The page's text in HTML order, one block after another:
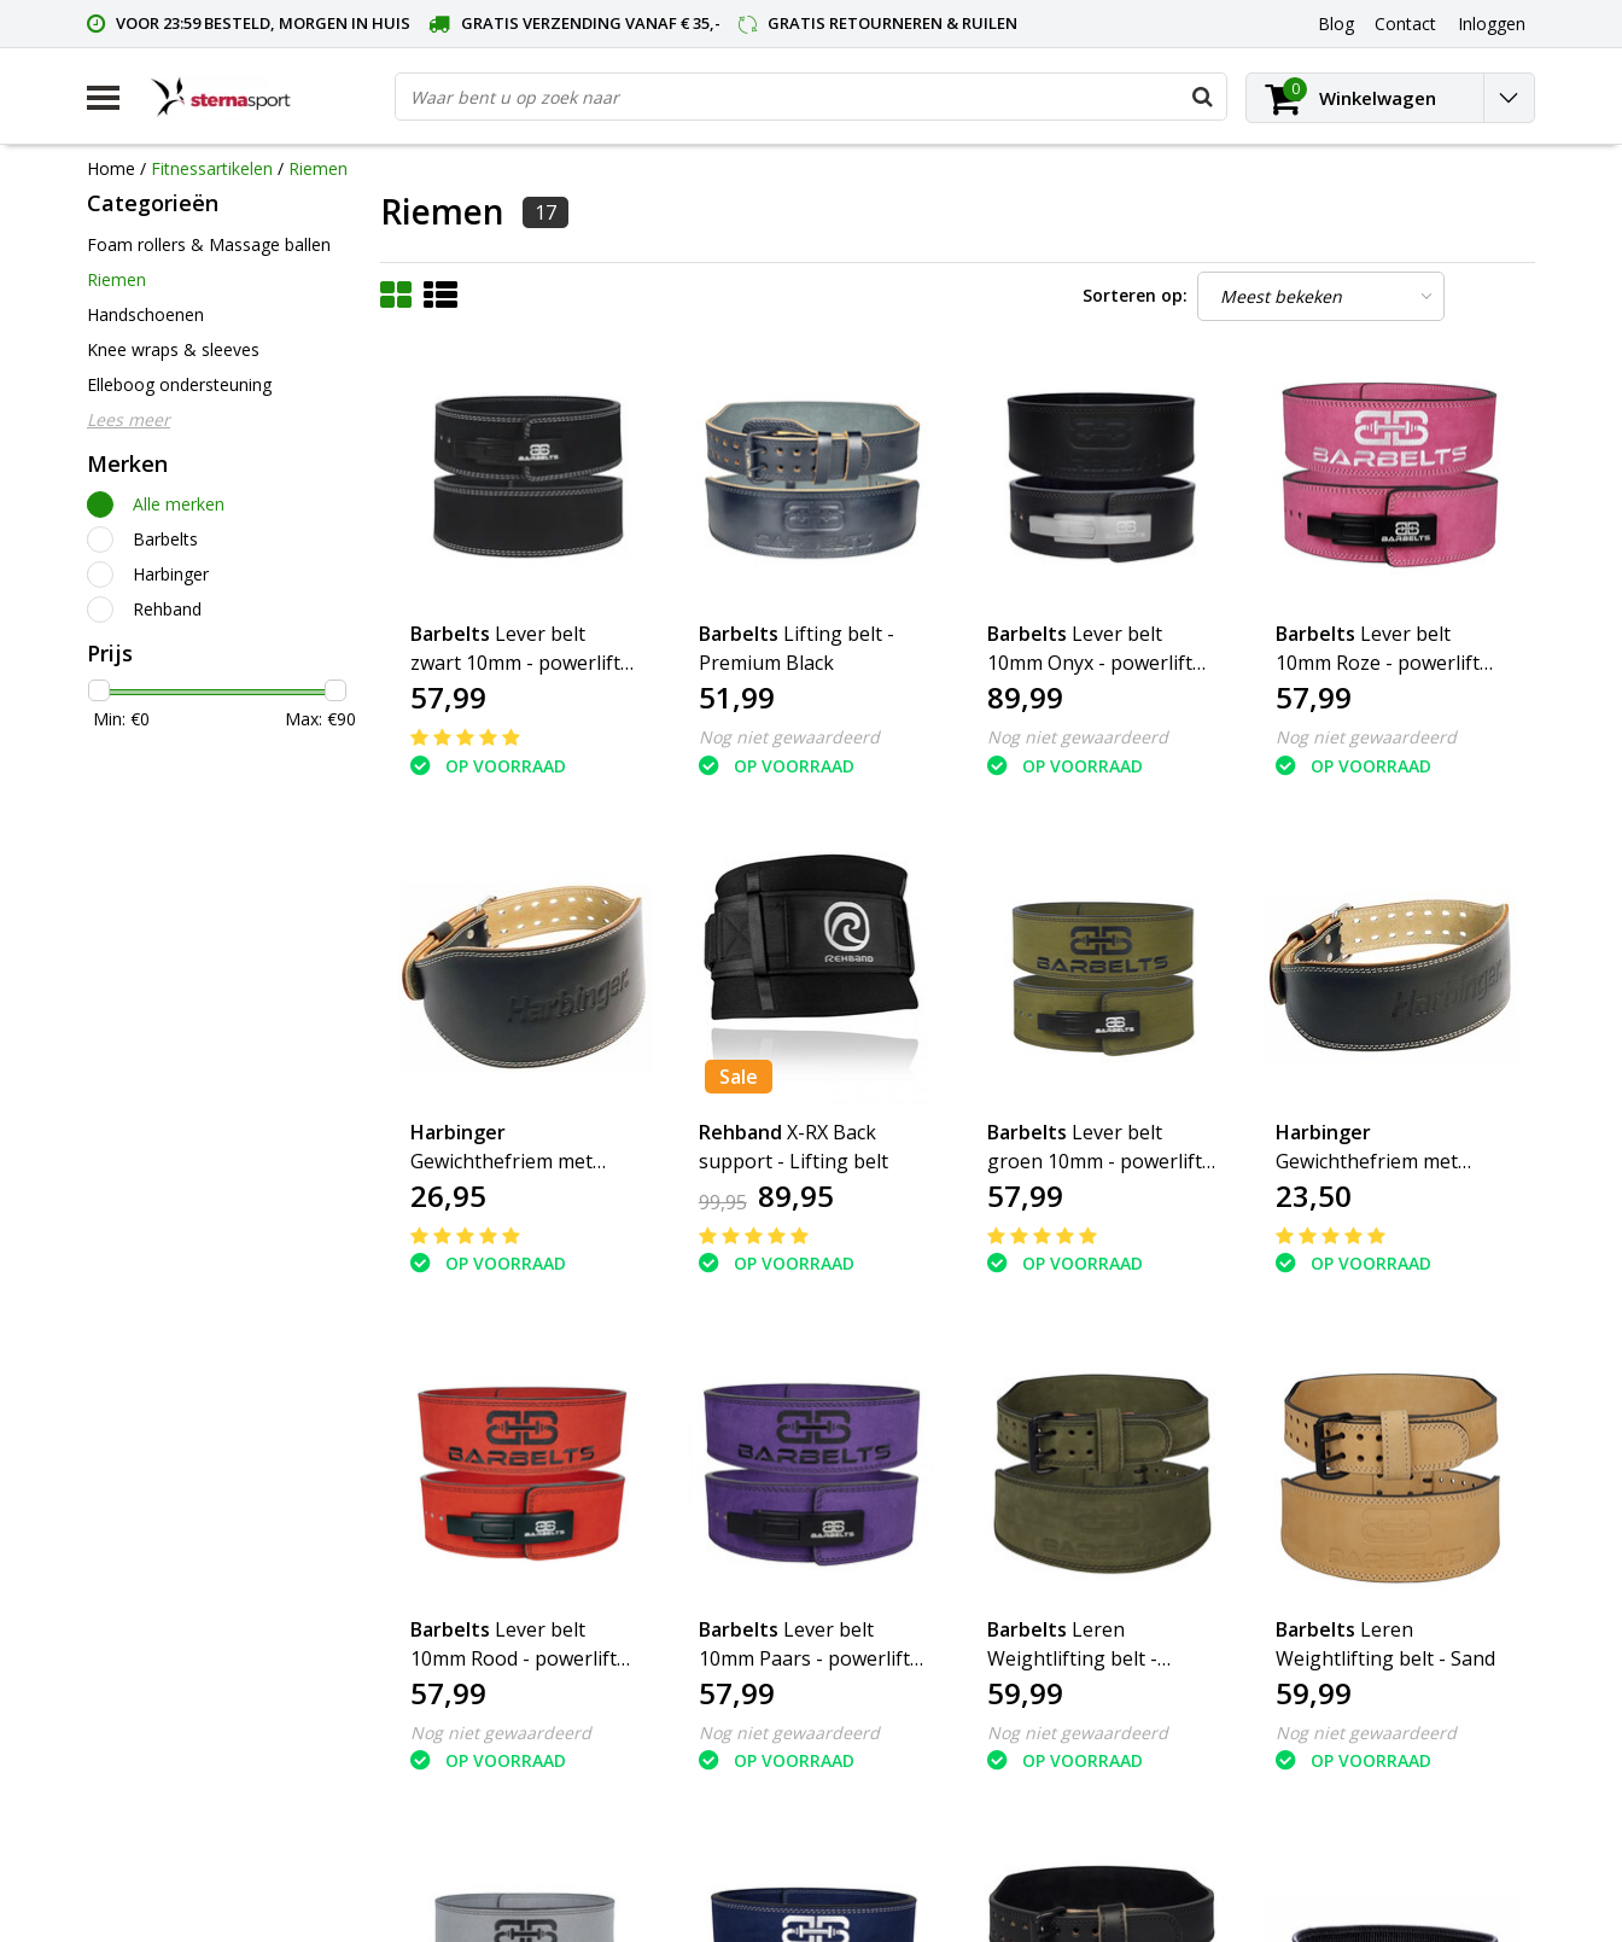
VOOR 23:59 BESTELD, MORGEN IN HUIS GRATIS VERZENDING VANAF € 35,- GRATIS RETOURNEREN & RUILEN Blog Contact Inloggen
0 Winkelwagen
Home / Fitnessartikelen / Riemen
Categorieën
Foam rollers & Massage ballen
Riemen
Handschoenen
Knee wraps & sleeves
Elleboog ondersteuning
Lees meer
Merken
Alle merken
Barbelts
Harbinger
Rehband
Prijs
Min: €0 Max: €90
Riemen 17
Sorteren op:
Barbelts Lever belt
zwart 10mm - powerlift
riem
57,99
OP VOORRAAD
Barbelts Lifting belt -
Premium Black
51,99
Nog niet gewaardeerd
OP VOORRAAD
Barbelts Lever belt
10mm Onyx - powerlift
riem
89,99
Nog niet gewaardeerd
OP VOORRAAD
Barbelts Lever belt
10mm Roze - powerlift
riem
57,99
Nog niet gewaardeerd
OP VOORRAAD
Harbinger
Gewichthefriem met
padded leer 15 cm
26,95
OP VOORRAAD
Sale
Rehband X-RX Back
support - Lifting belt
99,95 89,95
OP VOORRAAD
Barbelts Lever belt
groen 10mm - powerlift
riem
57,99
OP VOORRAAD
Harbinger
Gewichthefriem met
padded leer 10 cm
23,50
OP VOORRAAD
Barbelts Lever belt
10mm Rood - powerlift
riem
57,99
Nog niet gewaardeerd
OP VOORRAAD
Barbelts Lever belt
10mm Paars - powerlift
riem
57,99
Nog niet gewaardeerd
OP VOORRAAD
Barbelts Leren
Weightlifting belt -
Venom
59,99
Nog niet gewaardeerd
OP VOORRAAD
Barbelts Leren
Weightlifting belt - Sand
59,99
Nog niet gewaardeerd
OP VOORRAAD